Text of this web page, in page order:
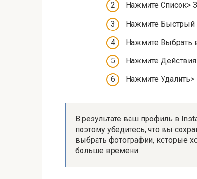
Нажмите Список>
Нажмите Быстрый
Нажмите Выбрать
Нажмите
Нажмите Удалить>
В результате ваш профиль в
поэтому убедитесь, что вы
выбрать фотографии, которые
больше времени.